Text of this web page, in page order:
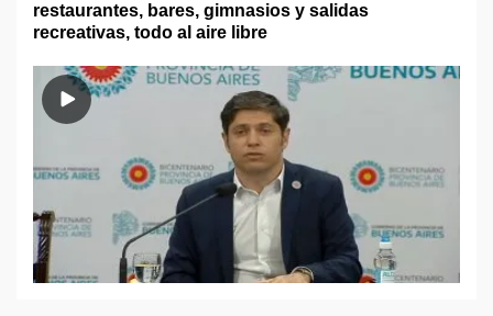
restaurantes, bares, gimnasios y salidas
recreativas, todo al aire libre